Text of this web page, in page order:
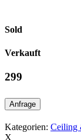
Sold
Verkauft
299
Anfrage
Kategorien: Ceiling
X